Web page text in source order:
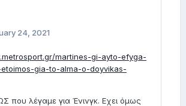
24, 2021
martines-gi-ayto-efyga-
gia-to-alma-o-doyvikas-
που λέγαμε για Ένινγκ. Eχει όμως